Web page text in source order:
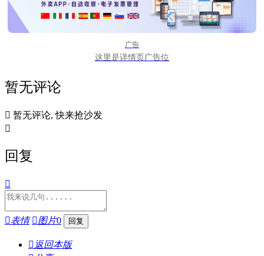
广告
这里是详情页广告位
暂无评论
 暂无评论, 快来抢沙发

回复

表情 图片0
 返回本版